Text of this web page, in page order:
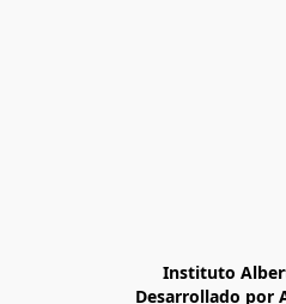
Instituto
Desarrollado por